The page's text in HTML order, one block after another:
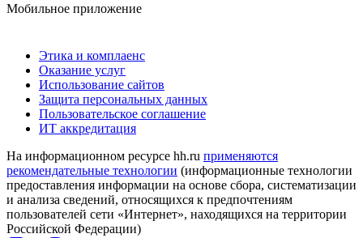
Мобильное приложение
Этика и комплаенс
Оказание услуг
Использование сайтов
Защита персональных данных
Пользовательское соглашение
ИТ аккредитация
На информационном ресурсе hh.ru применяются
рекомендательные технологии (информационные технологии
предоставления информации на основе сбора, систематизации
и анализа сведений, относящихся к предпочтениям
пользователей сети «Интернет», находящихся на территории
Российской Федерации)